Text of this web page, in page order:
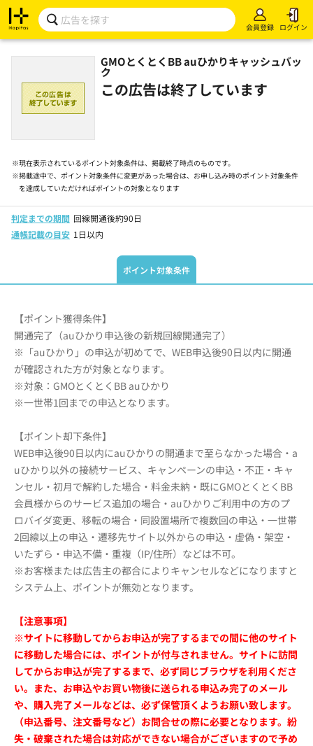
会員登録 ログイン
GMOとくとくBB auひかりキャッシュバッ
ク
この広告は終了しています
※現在表示されているポイント対象条件は、掲載終了時点のものです。
※掲載途中で、ポイント対象条件に変更があった場合は、お申し込み時のポイント対象条件
を達成していただければポイントの対象となります
判定までの期間 回線開通後約90日
通帳記載の目安 1日以内
ポイント対象条件
【ポイント獲得条件】
開通完了（auひかり申込後の新規回線開通完了）
※「auひかり」の申込が初めてで、WEB申込後90日以内に開通
が確認された方が対象となります。
※対象：GMOとくとくBB auひかり
※一世帯1回までの申込となります。
【ポイント却下条件】
WEB申込後90日以内にauひかりの開通まで至らなかった場合・a
uひかり以外の接続サービス、キャンペーンの申込・不正・キャ
ンセル・初月で解約した場合・料金未納・既にGMOとくとくBB
会員様からのサービス追加の場合・auひかりご利用中の方のプ
ロバイダ変更、移転の場合・同設置場所で複数回の申込・一世帯
2回線以上の申込・遷移先サイト以外からの申込・虚偽・架空・
いたずら・申込不備・重複（IP/住所）などは不可。
※お客様または広告主の都合によりキャンセルなどになりますと
システム上、ポイントが無効となります。
【注意事項】
※サイトに移動してからお申込が完了するまでの間に他のサイト
に移動した場合には、ポイントが付与されません。サイトに訪問
してからお申込が完了するまで、必ず同じブラウザを利用くださ
い。また、お申込やお買い物後に送られる申込み完了のメール
や、購入完了メールなどは、必ず保管頂くようお願い致します。
（申込番号、注文番号など）お問合せの際に必要となります。紛
失・破棄された場合は対応ができない場合がございますので予め